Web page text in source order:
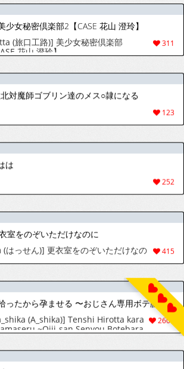
は
415
はっせん)] 更衣室をのぞいただけなの
[ma_鹿 (A_鹿)] 天使拾ったから孕ませる 〜おじさん専用ボテ腹オナホになるまでの記録〜 [中国翻訳]
2607
(A_shika)] Tenshi Hirotta kara
ni Naru made no Kiroku~ | 让捡
天使怀上我的孩子 [Chinese] [欶澜汉化
子さん 2025-D
King] Today's Misako 2025-D
制開発
64
] Seia: Forced Nipple
Training